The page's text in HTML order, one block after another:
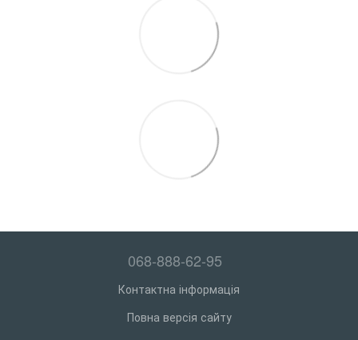
068-888-62-95
Контактна інформація
Повна версія сайту